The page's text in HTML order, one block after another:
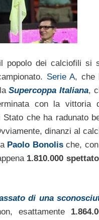
popolo dei calciofili si
Serie A, che
laSupercoppa Italiana,
con la vittoria
che ha radunato
dinanzi al
Paolo Bonolische,
1.810.000
di una
esattamente